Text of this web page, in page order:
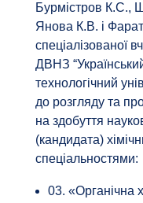
Бурмістров К.С.,
Янова К.В. і
спеціалізованої
ДВНЗ
технологічний
до розгляду та
на здобуття
(кандидата)
спеціальностями:
03. «Органічна